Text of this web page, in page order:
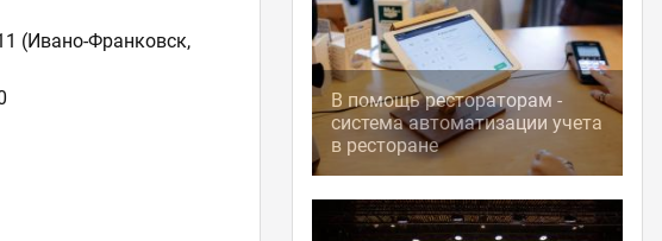
(Ивано-Франковск,
В помощь рестораторам -
система автоматизации учета
в ресторане